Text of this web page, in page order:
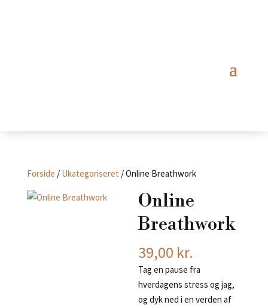
Forside / Ukategoriseret / Online Breathwork
Online
Breathwork
39,00 kr.
Tag en pause fra
hverdagens stress og jag,
og dyk ned i en verden af